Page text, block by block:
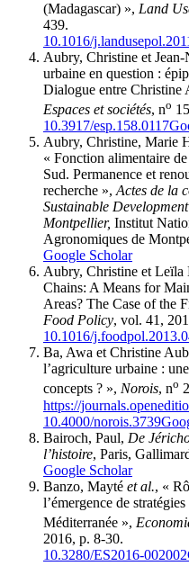
(Madagascar) », Land
439.
10.1016/
Aubry, Christine et
urbaine en question :
Dialogue entre Christine
Espaces et sociétés, no
10.3917/esp.158.0117
Aubry, Christine, Marie
« Fonction alimentaire
Sud. Permanence et
recherche »,Actes de la
Sustainable
Montpellier, Institut
Agronomiques de
Google Scholar
Aubry, Christine et Leïla
Chains: A Means for
Areas? The Case of the
Food Policy, vol. 41,
10.1016/
Ba, Awa et Christine
l’agriculture urbaine :
concepts ? », Norois, no
https://
10.4000/norois.3739
Bairoch, Paul, De
l’histoire, Paris,
Google Scholar
Banzo, Mayté et al., «
l’émergence de
Méditerranée »,
2016, p. 8-30.
10.3280/ES2016-002002